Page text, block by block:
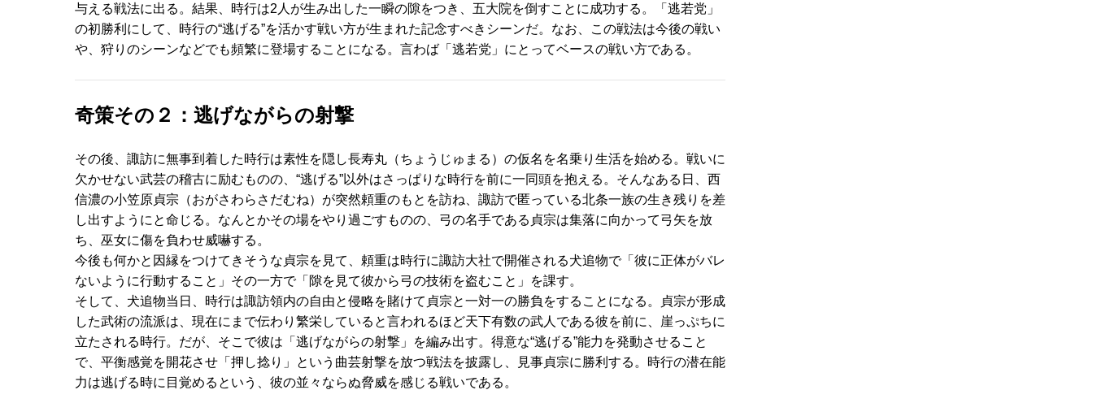
与える戦法に出る。結果、時行は2人が生み出した一瞬の隙をつき、五大院を倒すことに成功する。「逃若党」
の初勝利にして、時行の“逃げる”を活かす戦い方が生まれた記念すべきシーンだ。なお、この戦法は今後の戦い
や、狩りのシーンなどでも頻繁に登場することになる。言わば「逃若党」にとってベースの戦い方である。
奇策その２：逃げながらの射撃
その後、諏訪に無事到着した時行は素性を隠し長寿丸（ちょうじゅまる）の仮名を名乗り生活を始める。戦いに
欠かせない武芸の稽古に励むものの、“逃げる”以外はさっぱりな時行を前に一同頭を抱える。そんなある日、西
信濃の小笠原貞宗（おがさわらさだむね）が突然頼重のもとを訪ね、諏訪で匿っている北条一族の生き残りを差
し出すようにと命じる。なんとかその場をやり過ごすものの、弓の名手である貞宗は集落に向かって弓矢を放
ち、巫女に傷を負わせ威嚇する。
今後も何かと因縁をつけてきそうな貞宗を見て、頼重は時行に諏訪大社で開催される犬追物で「彼に正体がバレ
ないように行動すること」その一方で「隙を見て彼から弓の技術を盗むこと」を課す。
そして、犬追物当日、時行は諏訪領内の自由と侵略を賭けて貞宗と一対一の勝負をすることになる。貞宗が形成
した武術の流派は、現在にまで伝わり繁栄していると言われるほど天下有数の武人である彼を前に、崖っぷちに
立たされる時行。だが、そこで彼は「逃げながらの射撃」を編み出す。得意な“逃げる”能力を発動させること
で、平衡感覚を開花させ「押し捻り」という曲芸射撃を放つ戦法を披露し、見事貞宗に勝利する。時行の潜在能
力は逃げる時に目覚めるという、彼の並々ならぬ脅威を感じる戦いである。